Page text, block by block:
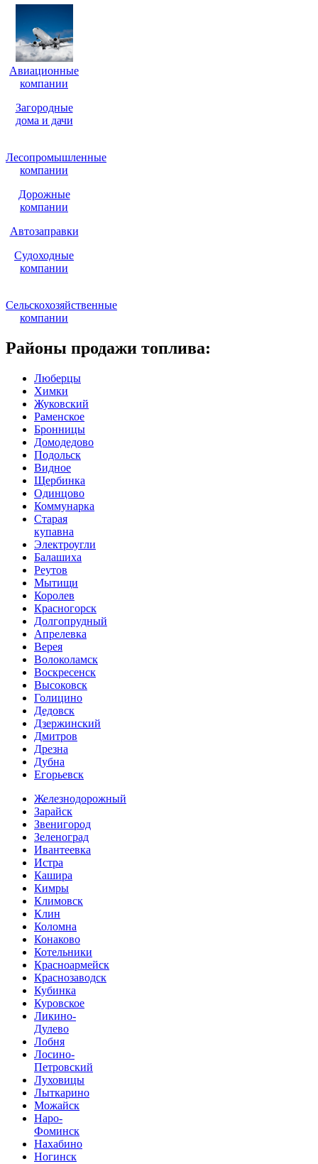
Авиационные
компании
Загородные
дома и дачи
Лесопромышленные
компании
Дорожные
компании
Автозаправки
Судоходные
компании
Сельскохозяйственные
компании
Районы продажи топлива:
Люберцы
Химки
Жуковский
Раменское
Бронницы
Домодедово
Подольск
Видное
Щербинка
Одинцово
Коммунарка
Старая
купавна
Электроугли
Балашиха
Реутов
Мытищи
Королев
Красногорск
Долгопрудный
Апрелевка
Верея
Волоколамск
Воскресенск
Высоковск
Голицино
Дедовск
Дзержинский
Дмитров
Дрезна
Дубна
Егорьевск
Железнодорожный
Зарайск
Звенигород
Зеленоград
Ивантеевка
Истра
Кашира
Кимры
Климовск
Клин
Коломна
Конаково
Котельники
Красноармейск
Краснозаводск
Кубинка
Куровское
Ликино-
Дулево
Лобня
Лосино-
Петровский
Луховицы
Лыткарино
Можайск
Наро-
Фоминск
Нахабино
Ногинск